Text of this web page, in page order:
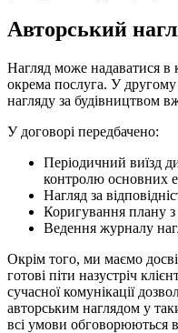
Авторський
Нагляд може надаватися в
окрема послуга. У другому
нагляду за будівництвом
У договорі передбачено:
Періодичний виїзд
контролю основних
Нагляд за
Коригування плану з
Ведення журналу
Окрім того, ми маємо
готові піти назустріч
сучасної комунікації
авторським наглядом у
всі умови обговорюються